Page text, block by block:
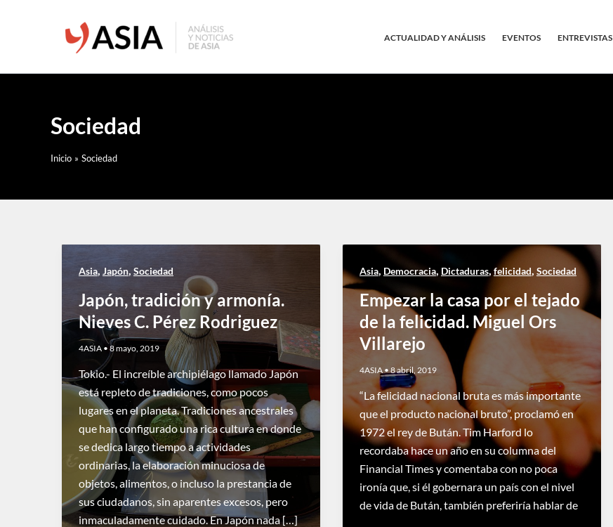
ACTUALIDAD Y ANÁLISIS EVENTOS ENTREVISTAS
Sociedad
Inicio Sociedad
Asia, Japón, Sociedad
Japón, tradición y armonía.
Nieves C. Pérez Rodriguez
4ASIA • 8 mayo, 2019
Tokio.- El increíble archipiélago llamado Japón
está repleto de tradiciones, como pocos
lugares en el planeta. Tradiciones ancestrales
que han configurado una rica cultura en donde
se dedica largo tiempo a actividades
ordinarias, la elaboración minuciosa de
objetos, alimentos, o incluso la prestancia de
sus ciudadanos, sin aparentes excesos, pero
inmaculadamente cuidado. En Japón nada […]
Asia, Democracia, Dictaduras,felicidad, Sociedad
Empezar la casa por el tejado
de la felicidad. Miguel Ors
Villarejo
4ASIA •8 abril, 2019
“La felicidad nacional bruta es más importante
que el producto nacional bruto”, proclamó en
1972 el rey de Bután. Tim Harford lo
recordaba hace un año en su columna del
Financial Times y comentaba con no poca
ironía que, si él gobernara un país con el nivel
de vida de Bután, también preferiría hablar de